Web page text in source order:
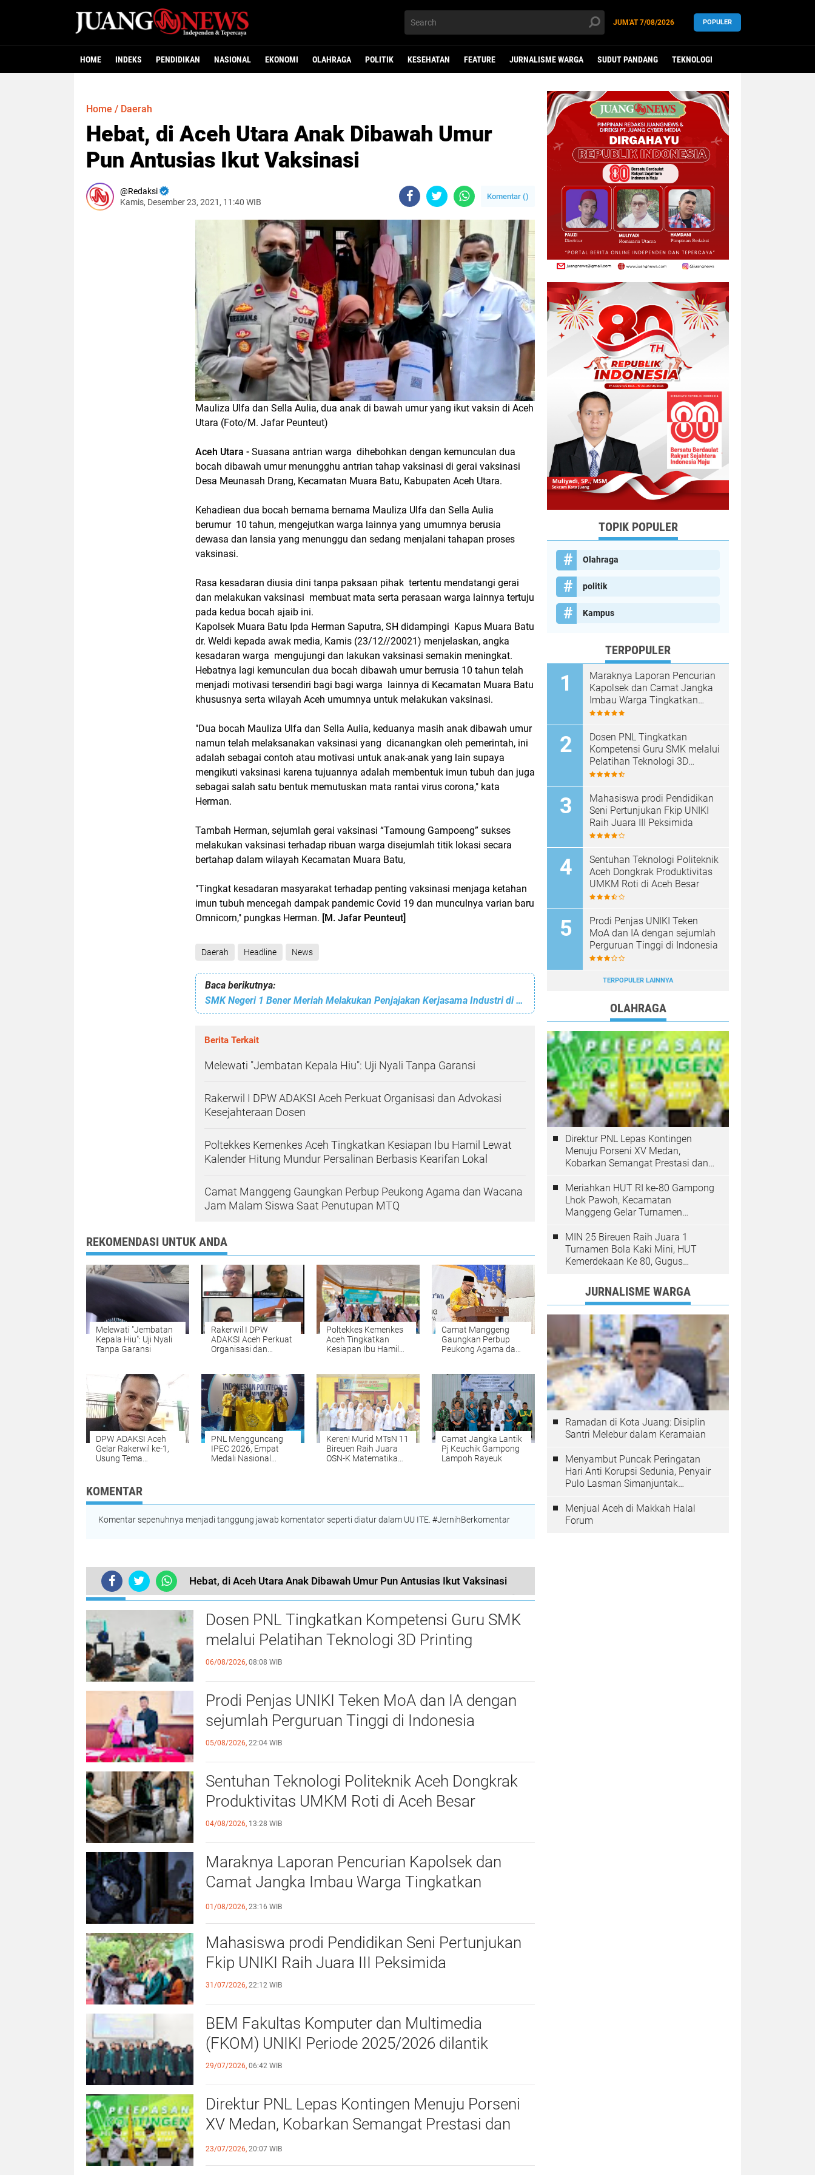
JUM'AT7/08/2026 POPULER
HOME INDEKS PENDIDIKAN NASIONAL EKONOMI OLAHRAGA POLITIK KESEHATAN FEATURE JURNALISME WARGA SUDUT PANDANG TEKNOLOGI
Home / Daerah
Hebat, di Aceh Utara Anak Dibawah Umur
Pun Antusias Ikut Vaksinasi
Redaksi
Kamis, Desember 23, 2021, 11:40 WIB
Komentar ()
Mauliza Ulfa dan Sella Aulia, dua anak di bawah umur yang ikut vaksin di Aceh
Utara (Foto/M. Jafar Peunteut)
Aceh Utara - Suasana antrian warga dihebohkan dengan kemunculan dua
bocah dibawah umur menungghu antrian tahap vaksinasi di gerai vaksinasi
Desa Meunasah Drang, Kecamatan Muara Batu, Kabupaten Aceh Utara.
Kehadiean dua bocah bernama bernama Mauliza Ulfa dan Sella Aulia
berumur 10 tahun, mengejutkan warga lainnya yang umumnya berusia
dewasa dan lansia yang menunggu dan sedang menjalani tahapan proses
vaksinasi.
Rasa kesadaran diusia dini tanpa paksaan pihak tertentu mendatangi gerai
dan melakukan vaksinasi membuat mata serta perasaan warga lainnya tertuju
pada kedua bocah ajaib ini.
Kapolsek Muara Batu Ipda Herman Saputra, SH didampingi Kapus Muara Batu
dr. Weldi kepada awak media, Kamis (23/12//20021) menjelaskan, angka
kesadaran warga mengujungi dan lakukan vaksinasi semakin meningkat.
Hebatnya lagi kemunculan dua bocah dibawah umur berrusia 10 tahun telah
menjadi motivasi tersendiri bagi bagi warga lainnya di Kecamatan Muara Batu
khususnya serta wilayah Aceh umumnya untuk melakukan vaksinasi.
"Dua bocah Mauliza Ulfa dan Sella Aulia, keduanya masih anak dibawah umur
namun telah melaksanakan vaksinasi yang dicanangkan oleh pemerintah, ini
adalah sebagai contoh atau motivasi untuk anak-anak yang lain supaya
mengikuti vaksinasi karena tujuannya adalah membentuk imun tubuh dan juga
sebagai salah satu bentuk memutuskan mata rantai virus corona," kata
Herman.
Tambah Herman, sejumlah gerai vaksinasi “Tamoung Gampoeng” sukses
melakukan vaksinasi terhadap ribuan warga disejumlah titik lokasi secara
bertahap dalam wilayah Kecamatan Muara Batu,
"Tingkat kesadaran masyarakat terhadap penting vaksinasi menjaga ketahan
imun tubuh mencegah dampak pandemic Covid 19 dan munculnya varian baru
Omnicorn," pungkas Herman. [M. Jafar Peunteut]
Daerah Headline News
Baca berikutnya:
SMK Negeri 1 Bener Meriah Melakukan Penjajakan Kerjasama Industri di Sumatera Utara
Berita Terkait
Melewati "Jembatan Kepala Hiu": Uji Nyali Tanpa Garansi
Rakerwil I DPW ADAKSI Aceh Perkuat Organisasi dan Advokasi
Kesejahteraan Dosen
Poltekkes Kemenkes Aceh Tingkatkan Kesiapan Ibu Hamil Lewat
Kalender Hitung Mundur Persalinan Berbasis Kearifan Lokal
Camat Manggeng Gaungkan Perbup Peukong Agama dan Wacana
Jam Malam Siswa Saat Penutupan MTQ
REKOMENDASI UNTUK ANDA
Melewati "Jembatan
Kepala Hiu": Uji Nyali
Tanpa Garansi
Rakerwil I DPW
ADAKSI Aceh Perkuat
Organisasi dan
Poltekkes Kemenkes
Aceh Tingkatkan
Kesiapan Ibu Hamil
Persalinan Berbasis
Kearifan Lokal
Camat Manggeng
Gaungkan Perbup
Peukong Agama dan
Penutupan MTQ
DPW ADAKSI Aceh
Gelar Rakerwil ke-1,
Usung Tema
Organisasi
PNL Mengguncang
IPEC 2026, Empat
Medali Nasional
Keren! Murid MTsN 11
Bireuen Raih Juara
OSN-K Matematika
Camat Jangka Lantik
Pj Keuchik Gampong
Lampoh Rayeuk
KOMENTAR
Komentar sepenuhnya menjadi tanggung jawab komentator seperti diatur dalam UU ITE. #JernihBerkomentar
Hebat, di Aceh Utara Anak Dibawah Umur Pun Antusias Ikut Vaksinasi
TERKINI
Dosen PNL Tingkatkan Kompetensi Guru SMK
melalui Pelatihan Teknologi 3D Printing
06/08/2026, 08:08 WIB
Prodi Penjas UNIKI Teken MoA dan IA dengan
sejumlah Perguruan Tinggi di Indonesia
05/08/2026, 22:04 WIB
Sentuhan Teknologi Politeknik Aceh Dongkrak
Produktivitas UMKM Roti di Aceh Besar
04/08/2026, 13:28 WIB
Maraknya Laporan Pencurian Kapolsek dan
Camat Jangka Imbau Warga Tingkatkan
Kewaspadaan
01/08/2026, 23:16 WIB
Mahasiswa prodi Pendidikan Seni Pertunjukan
Fkip UNIKI Raih Juara III Peksimida
31/07/2026, 22:12 WIB
BEM Fakultas Komputer dan Multimedia
(FKOM) UNIKI Periode 2025/2026 dilantik
29/07/2026, 06:42 WIB
Direktur PNL Lepas Kontingen Menuju Porseni
XV Medan, Kobarkan Semangat Prestasi dan
Sportivitas
23/07/2026, 20:07 WIB
TOPIK POPULER
Olahraga
politik
Kampus
TERPOPULER
Maraknya Laporan Pencurian
Kapolsek dan Camat Jangka
Imbau Warga Tingkatkan
Kewaspadaan
Dosen PNL Tingkatkan
Kompetensi Guru SMK melalui
Pelatihan Teknologi 3D
Printing
Mahasiswa prodi Pendidikan
Seni Pertunjukan Fkip UNIKI
Raih Juara III Peksimida
Sentuhan Teknologi Politeknik
Aceh Dongkrak Produktivitas
UMKM Roti di Aceh Besar
Prodi Penjas UNIKI Teken
MoA dan IA dengan sejumlah
Perguruan Tinggi di Indonesia
TERPOPULER LAINNYA
OLAHRAGA
Direktur PNL Lepas Kontingen
Menuju Porseni XV Medan,
Kobarkan Semangat Prestasi dan
Meriahkan HUT RI ke-80 Gampong
Lhok Pawoh, Kecamatan
Manggeng Gelar Turnamen
MIN 25 Bireuen Raih Juara 1
Turnamen Bola Kaki Mini, HUT
Kemerdekaan Ke 80, Gugus
JURNALISME WARGA
Ramadan di Kota Juang: Disiplin
Santri Melebur dalam Keramaian
Menyambut Puncak Peringatan
Hari Anti Korupsi Sedunia, Penyair
Pulo Lasman Simanjuntak
Korupsi di Indonesia
Menjual Aceh di Makkah Halal
Forum